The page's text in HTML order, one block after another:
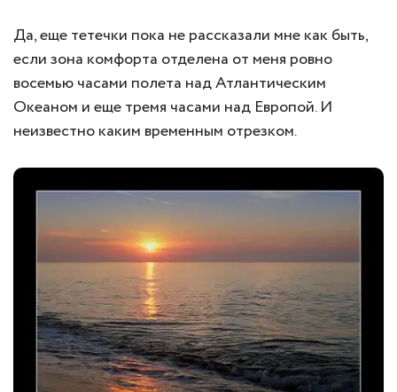
Да, еще тетечки пока не рассказали мне как быть,
если зона комфорта отделена от меня ровно
восемью часами полета над Атлантическим
Океаном и еще тремя часами над Европой. И
неизвестно каким временным отрезком.